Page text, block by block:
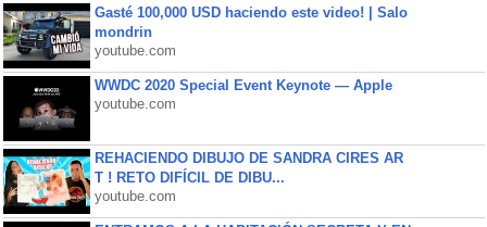
Gasté 100,000 USD haciendo este video! | Salo
mondrin
youtube.com
WWDC 2020 Special Event Keynote — Apple
youtube.com
REHACIENDO DIBUJO DE SANDRA CIRES AR
T ! RETO DIFÍCIL DE DIBU...
youtube.com